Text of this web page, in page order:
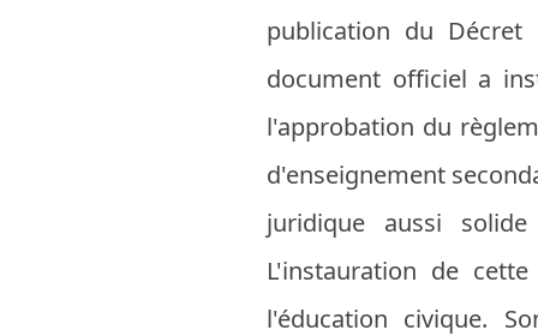
publication du
document officiel a
l'approbation du
d'enseignement
juridique aussi
L'instauration de
l'éducation civique.